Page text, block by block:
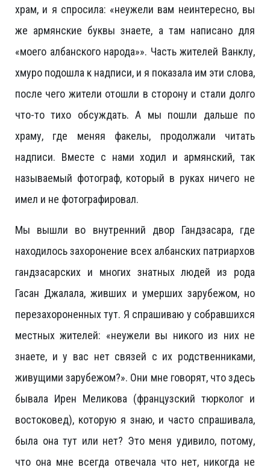
храм, и я спросила: «неужели вам неинтересно, вы
же армянские буквы знаете, а там написано для
«моего албанского народа»». Часть жителей Ванклу,
хмуро подошла к надписи, и я показала им эти слова,
после чего жители отошли в сторону и стали долго
что-то тихо обсуждать. А мы пошли дальше по
храму, где меняя факелы, продолжали читать
надписи. Вместе с нами ходил и армянский, так
называемый фотограф, который в руках ничего не
имел и не фотографировал.
Мы вышли во внутренний двор Гандзасара, где
находилось захоронение всех албанских патриархов
гандзасарских и многих знатных людей из рода
Гасан Джалала, живших и умерших зарубежом, но
перезахороненных тут. Я спрашиваю у собравшихся
местных жителей: «неужели вы никого из них не
знаете, и у вас нет связей с их родственниками,
живущими зарубежом?». Они мне говорят, что здесь
бывала Ирен Меликова (французский тюрколог и
востоковед), которую я знаю, и часто спрашивала,
была она тут или нет? Это меня удивило, потому,
что она мне всегда отвечала что нет, никогда не